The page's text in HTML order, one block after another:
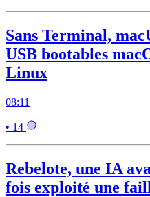
Sans Terminal,
USB bootables
Linux
08:11
• 14
Rebelote, une IA
fois exploité une